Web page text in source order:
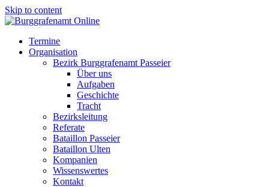
Skip to content
Termine
Organisation
Bezirk Burggrafenamt Passeier
Über uns
Aufgaben
Geschichte
Tracht
Bezirksleitung
Referate
Bataillon Passeier
Bataillon Ulten
Kompanien
Wissenswertes
Kontakt